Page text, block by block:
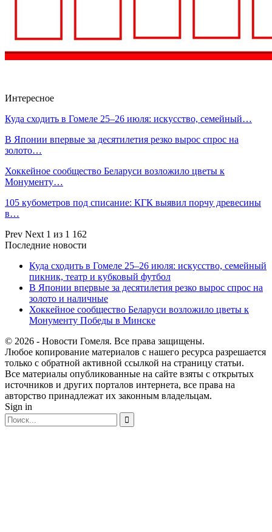
Интересное
Куда сходить в Гомеле 25–26 июля: искусство, семейный…
В Японии впервые за десятилетия резко вырос спрос на
золото…
Хоккейное сообщество Беларуси возложило цветы к
Монументу…
105 кубометров под списание: КГК выявил порчу древесины
в…
Prev Next 1 из 1 162
Последние новости
Куда сходить в Гомеле 25–26 июля: искусство, семейный
пикник, театр и кубковый футбол
В Японии впервые за десятилетия резко вырос спрос на
золото и наличные
Хоккейное сообщество Беларуси возложило цветы к
Монументу Победы в Минске
© 2026 - Новости Гомеля. Все права защищены.
Любое копирование материалов с нашего ресурса разрешается
только с обратной активной ссылкой на страницу статьи.
Все материалы опубликованные на сайте взяты с открытых
источников и других порталов интернета, все права на
авторство принадлежат их законным владельцам.
Sign in